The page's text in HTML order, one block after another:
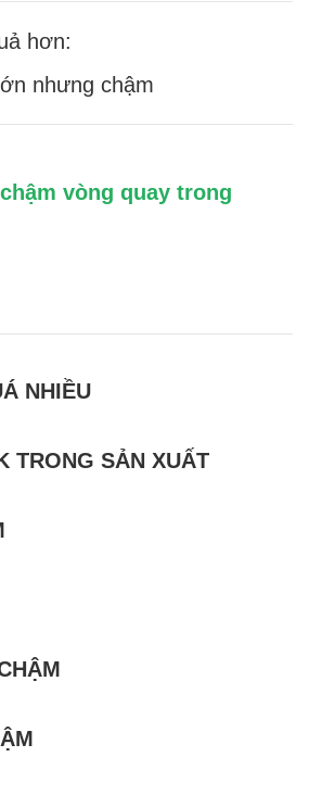
hơn:
nhưng chậm
vòng quay trong
NHIỀU
TRONG SẢN XUẤT